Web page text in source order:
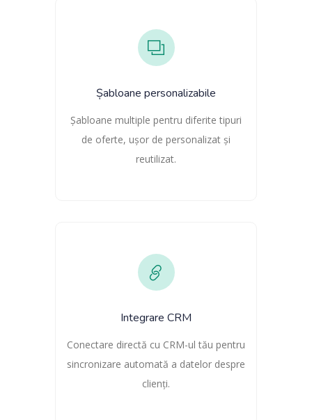
Șabloane personalizabile
Șabloane multiple pentru diferite tipuri
de oferte, ușor de personalizat și
reutilizat.
Integrare CRM
Conectare directă cu CRM-ul tău pentru
sincronizare automată a datelor despre
clienți.